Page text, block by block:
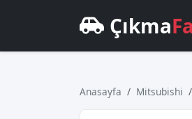
Çıkma
Anasayfa Mitsubishi